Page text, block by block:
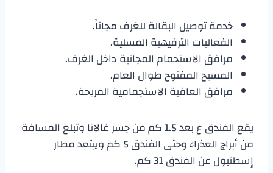
خدمة توصيل البقالة للغرف مجاناً.
الفعاليات الترفيهية المسلية.
مرافق الاستحمام المجانية داخل الغرف.
المسبح المفتوح طوال العام.
مرافق العافية الاستجمامية المريحة.
يقع الفندق ع بعد 1.5 كم من جسر غالاتا وتبلغ المسافة
من أبراج العذراء وحتى الفندق 5 كم ويبتعد مطار
إسطنبول عن الفندق 31 كم.